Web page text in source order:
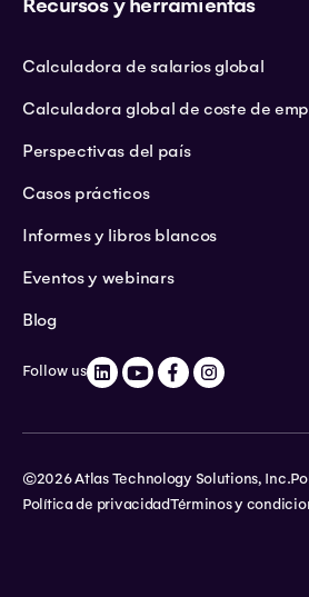
Calculadora de salarios global
Calculadora global de coste de
Perspectivas del país
Casos prácticos
Informes y libros blancos
Eventos y webinars
Blog
Follow us
©2026 Atlas Technology Solutions, Inc.
Política de privacidadTérminos y